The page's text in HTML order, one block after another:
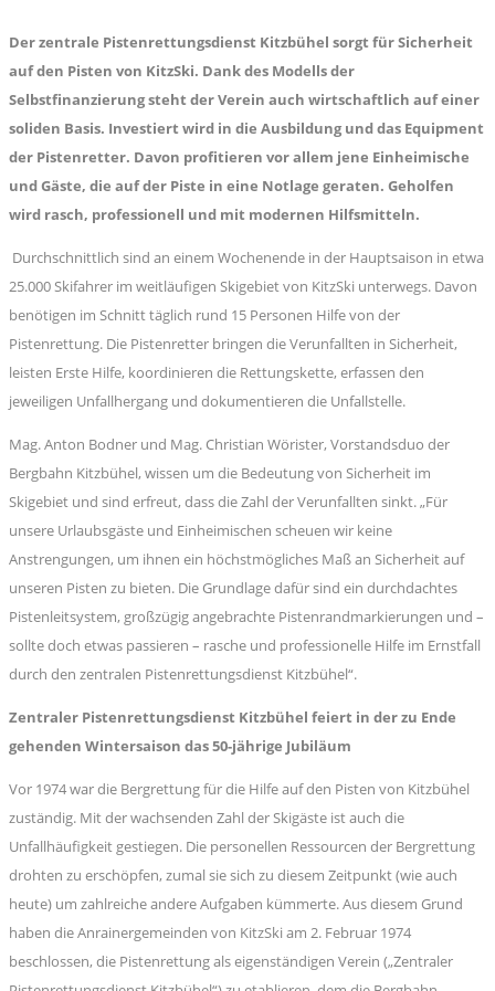
Der zentrale Pistenrettungsdienst Kitzbühel sorgt für Sicherheit
auf den Pisten von KitzSki. Dank des Modells der
Selbstfinanzierung steht der Verein auch wirtschaftlich auf einer
soliden Basis. Investiert wird in die Ausbildung und das Equipment
der Pistenretter. Davon profitieren vor allem jene Einheimische
und Gäste, die auf der Piste in eine Notlage geraten. Geholfen
wird rasch, professionell und mit modernen Hilfsmitteln.
Durchschnittlich sind an einem Wochenende in der Hauptsaison in etwa
25.000 Skifahrer im weitläufigen Skigebiet von KitzSki unterwegs. Davon
benötigen im Schnitt täglich rund 15 Personen Hilfe von der
Pistenrettung. Die Pistenretter bringen die Verunfallten in Sicherheit,
leisten Erste Hilfe, koordinieren die Rettungskette, erfassen den
jeweiligen Unfallhergang und dokumentieren die Unfallstelle.
Mag. Anton Bodner und Mag. Christian Wörister, Vorstandsduo der
Bergbahn Kitzbühel, wissen um die Bedeutung von Sicherheit im
Skigebiet und sind erfreut, dass die Zahl der Verunfallten sinkt. „Für
unsere Urlaubsgäste und Einheimischen scheuen wir keine
Anstrengungen, um ihnen ein höchstmögliches Maß an Sicherheit auf
unseren Pisten zu bieten. Die Grundlage dafür sind ein durchdachtes
Pistenleitsystem, großzügig angebrachte Pistenrandmarkierungen und –
sollte doch etwas passieren – rasche und professionelle Hilfe im Ernstfall
durch den zentralen Pistenrettungsdienst Kitzbühel“.
Zentraler Pistenrettungsdienst Kitzbühel feiert in der zu Ende
gehenden Wintersaison das 50-jährige Jubiläum
Vor 1974 war die Bergrettung für die Hilfe auf den Pisten von Kitzbühel
zuständig. Mit der wachsenden Zahl der Skigäste ist auch die
Unfallhäufigkeit gestiegen. Die personellen Ressourcen der Bergrettung
drohten zu erschöpfen, zumal sie sich zu diesem Zeitpunkt (wie auch
heute) um zahlreiche andere Aufgaben kümmerte. Aus diesem Grund
haben die Anrainergemeinden von KitzSki am 2. Februar 1974
beschlossen, die Pistenrettung als eigenständigen Verein („Zentraler